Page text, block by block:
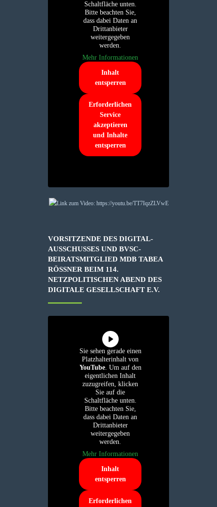
Schaltfläche unten.
Bitte beachten Sie,
dass dabei Daten an
Drittanbieter
weitergegeben
werden.
Mehr Informationen
Inhalt
entsperren
Erforderlichen
Service
akzeptieren
und Inhalte
entsperren
VORSITZENDE DES DIGITAL-
AUSSCHUSSES UND BVSC-
BEIRATSMITGLIED MDB TABEA
RÖSSNER BEIM 114. N
ETZPOLITISCHEN ABEND DES D
IGITALE GESELLSCHAFT E.V.
Sie sehen gerade einen
Platzhalterinhalt von
YouTube. Um auf den
eigentlichen Inhalt
zuzugreifen, klicken
Sie auf die
Schaltfläche unten.
Bitte beachten Sie,
dass dabei Daten an
Drittanbieter
weitergegeben
werden.
Mehr Informationen
Inhalt
entsperren
Erforderlichen